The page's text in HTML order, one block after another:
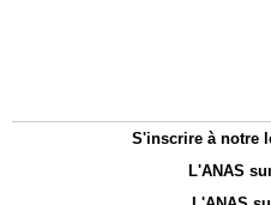
S'inscrire à notre
L'ANAS